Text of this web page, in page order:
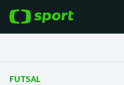
Fotbal
FUTSAL